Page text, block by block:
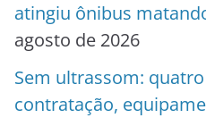
atingiu ônibus
agosto de 2026
Sem ultrassom:
contratação,